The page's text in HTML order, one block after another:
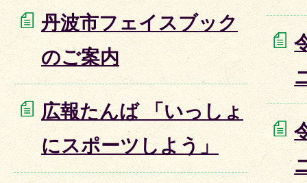
丹波市フェイスブック
のご案内
広報たんば 「いっしょ
にスポーツしよう」